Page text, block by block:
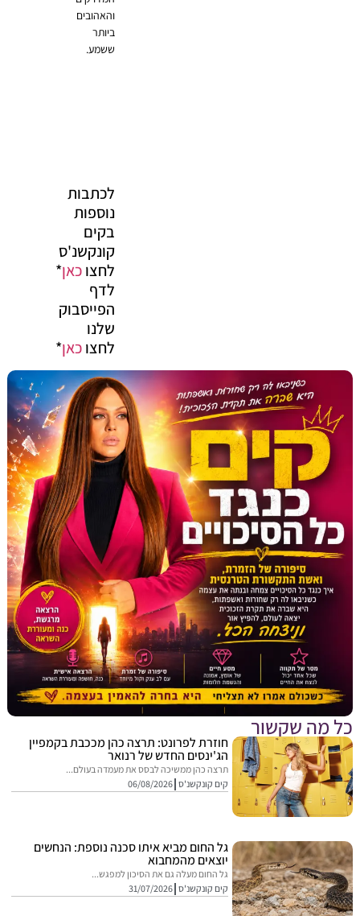
והאהובים
לכתבות
נוספות
קונקשנ'ס
לחצוכאן*
הפייסבוק
לחצוכאן*
שקשור
חוזרת לפרונט: תרצה כהן מככבת בקמפיין
הג'ינסים החדש של רנואר
תרצה כהן ממשיכה לבסס את מעמדה בעולם...
קים קונקשנ'ס 06/08/2026
גל החום מביא איתו סכנה נוספת: הנחשים
יוצאים מהמחבוא
גל החום מעלה גם את הסיכון למפגש...
קים קונקשנ'ס 31/07/2026